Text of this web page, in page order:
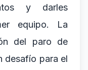
y darles
equipo. La
del paro de
desafío para el